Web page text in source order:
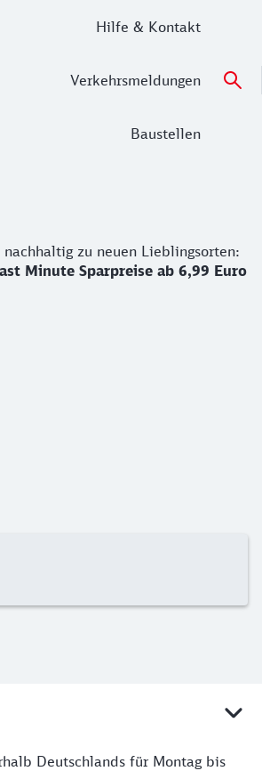
Hilfe & Kontakt
Verkehrsmeldungen
Baustellen
zu neuen Lieblingsorten:
zu neuen Lieblingsorten:
Minute Sparpreise ab 6,99 Euro
Deutschlands für Montag bis